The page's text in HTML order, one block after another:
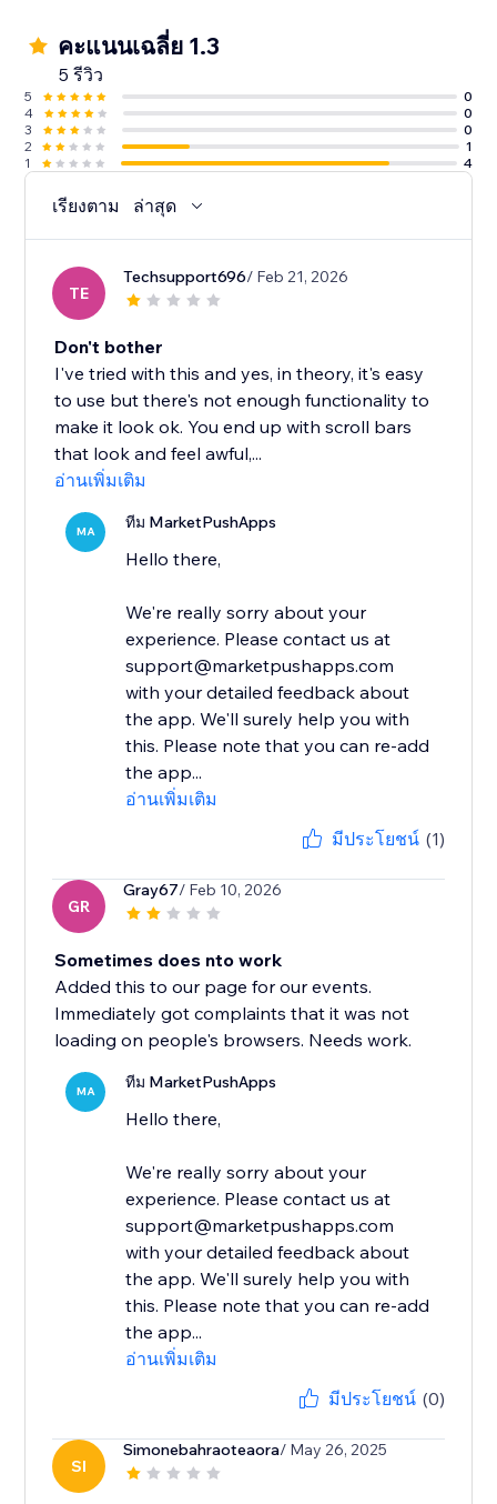
คะแนนเฉลี่ย 1.3
5 รีวิว
5
0
4
0
3
0
2
1
1
4
เรียงตาม ล่าสุด
TE
Techsupport696/ Feb 21, 2026
Don't bother
I've tried with this and yes, in theory, it's easy
to use but there's not enough functionality to
make it look ok. You end up with scroll bars
that look and feel awful,...
อ่านเพิ่มเติม
MA ทีม MarketPushApps
Hello there,
We're really sorry about your
experience. Please contact us at
support@marketpushapps.com
with your detailed feedback about
the app. We'll surely help you with
this. Please note that you can re-add
the app...
อ่านเพิ่มเติม
มีประโยชน์ (1)
GR
Gray67/ Feb 10, 2026
Sometimes does nto work
Added this to our page for our events.
Immediately got complaints that it was not
loading on people's browsers. Needs work.
MA ทีม MarketPushApps
Hello there,
We're really sorry about your
experience. Please contact us at
support@marketpushapps.com
with your detailed feedback about
the app. We'll surely help you with
this. Please note that you can re-add
the app...
อ่านเพิ่มเติม
มีประโยชน์ (0)
SI
Simonebahraoteaora/ May 26, 2025